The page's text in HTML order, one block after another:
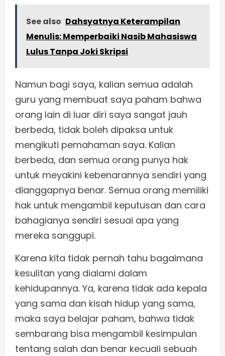
See also Dahsyatnya Keterampilan
Menulis: Memperbaiki Nasib Mahasiswa
Lulus Tanpa Joki Skripsi
Namun bagi saya, kalian semua adalah
guru yang membuat saya paham bahwa
orang lain di luar diri saya sangat jauh
berbeda, tidak boleh dipaksa untuk
mengikuti pemahaman saya. Kalian
berbeda, dan semua orang punya hak
untuk meyakini kebenarannya sendiri yang
dianggapnya benar. Semua orang memiliki
hak untuk mengambil keputusan dan cara
bahagianya sendiri sesuai apa yang
mereka sanggupi.
Karena kita tidak pernah tahu bagaimana
kesulitan yang dialami dalam
kehidupannya. Ya, karena tidak ada kepala
yang sama dan kisah hidup yang sama,
maka saya belajar paham, bahwa tidak
sembarang bisa mengambil kesimpulan
tentang salah dan benar kecuali sebuah